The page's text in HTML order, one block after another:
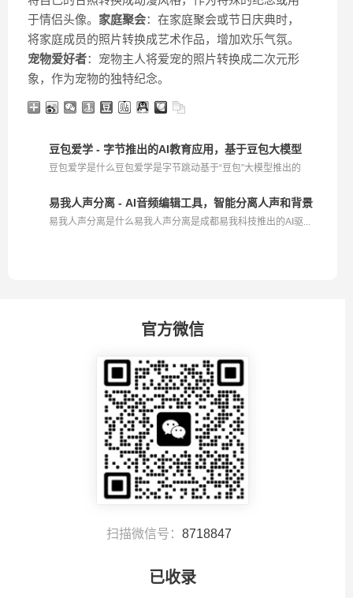
于情侣头像。 家庭聚会：在家庭聚会或节日庆典时，
将家庭成员的照片转换成艺术作品，增加欢乐气氛。
宠物爱好者：宠物主人将爱宠的照片转换成二次元形
象，作为宠物的独特纪念。
豆包爱学 - 字节推出的AI教育应用，基于豆包大模型
豆包爱学是什么豆包爱学是字节跳动基于“豆包”大模型推出的
易我人声分离 - AI音频编辑工具，智能分离人声和背景音乐
易我人声分离是什么易我人声分离是成都易我科技推出的AI驱...
官方微信
扫描微信号： 8718847
已收录